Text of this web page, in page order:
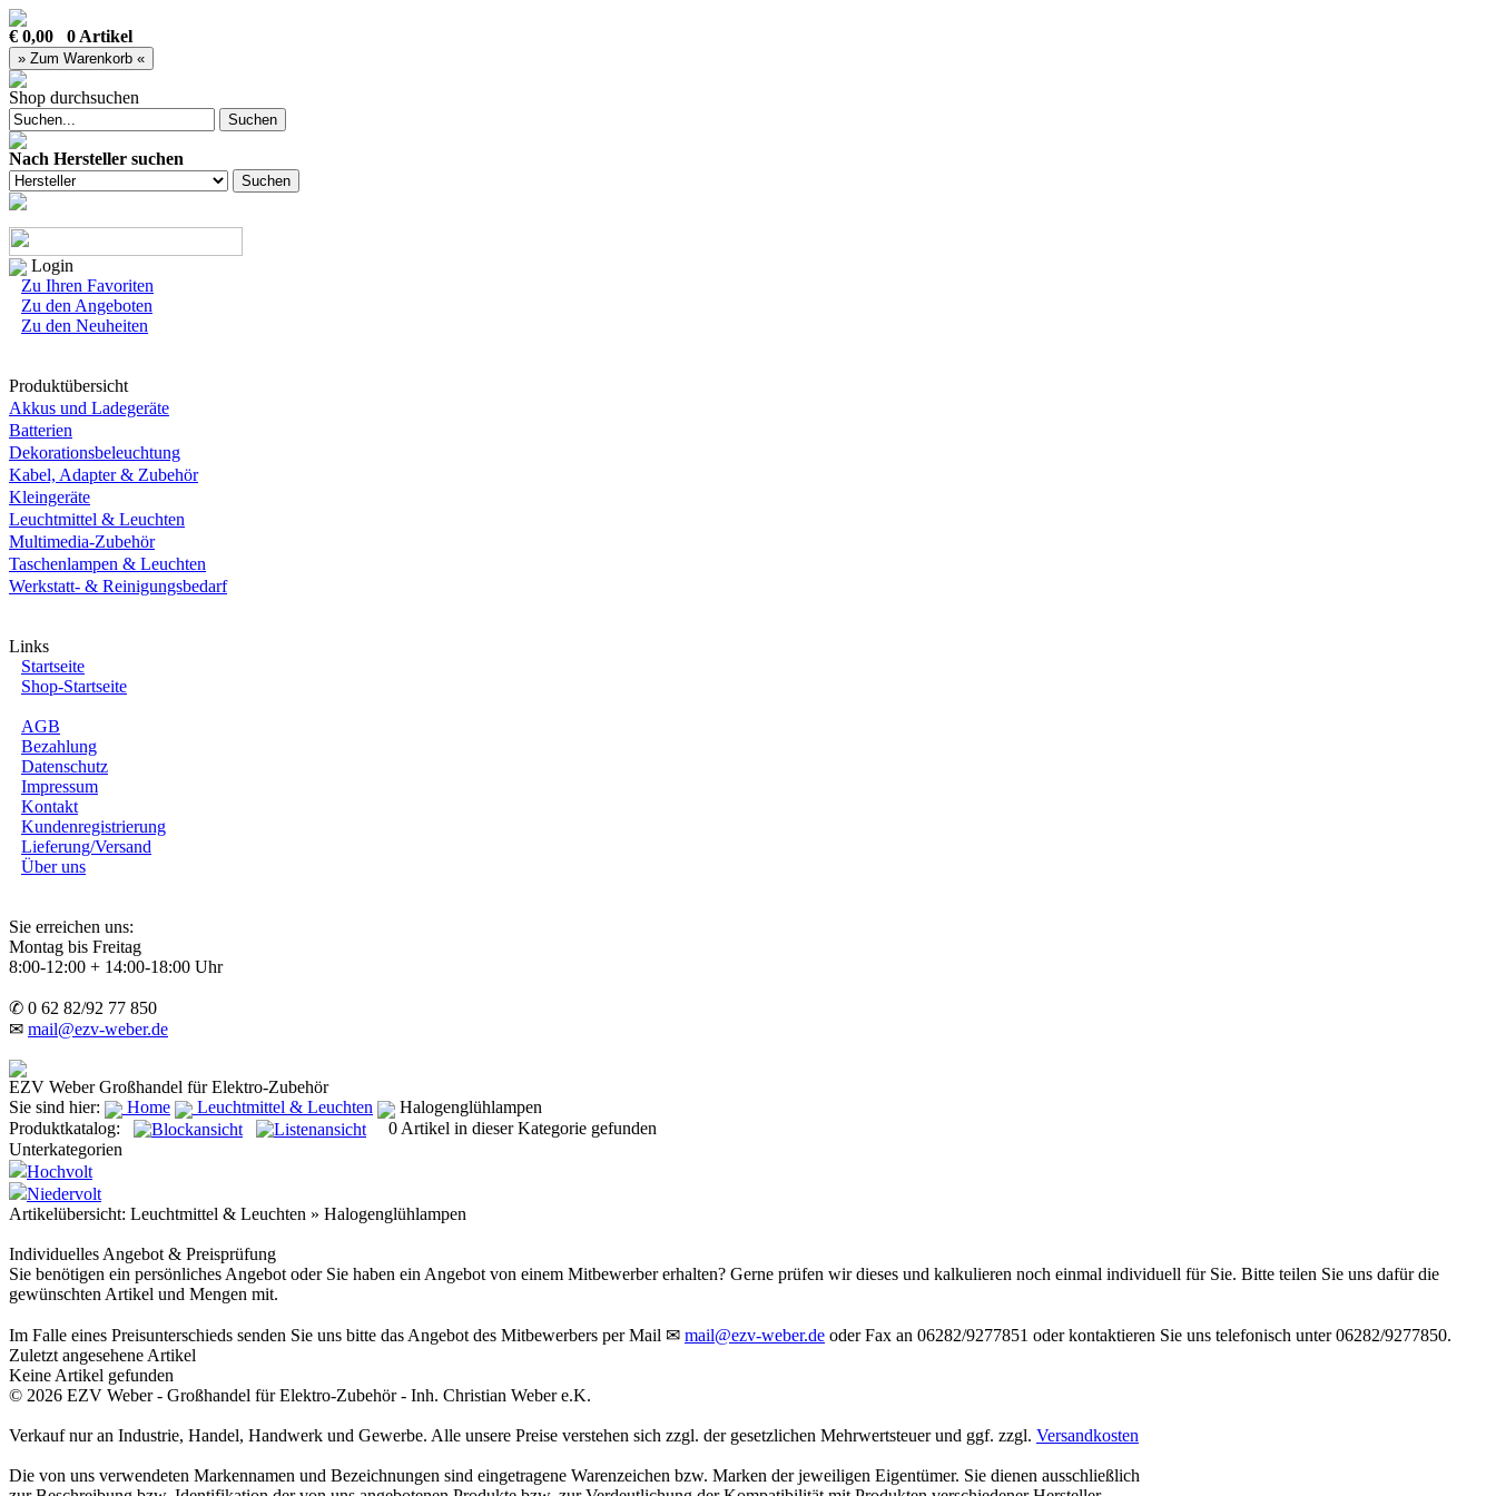
€ 0,00 0 Artikel
Shop durchsuchen
Nach Hersteller suchen
Login
Zu Ihren Favoriten
Zu den Angeboten
Zu den Neuheiten
Produktübersicht
Akkus und Ladegeräte
Batterien
Dekorationsbeleuchtung
Kabel, Adapter & Zubehör
Kleingeräte
Leuchtmittel & Leuchten
Multimedia-Zubehör
Taschenlampen & Leuchten
Werkstatt- & Reinigungsbedarf
Links
Startseite
Shop-Startseite
AGB
Bezahlung
Datenschutz
Impressum
Kontakt
Kundenregistrierung
Lieferung/Versand
Über uns
Sie erreichen uns:
Montag bis Freitag
8:00-12:00 + 14:00-18:00 Uhr
✆ 0 62 82/92 77 850
✉ mail@ezv-weber.de
EZV Weber Großhandel für Elektro-Zubehör
Sie sind hier:
Home Leuchtmittel & Leuchten
Halogenglühlampen
Produktkatalog:
0 Artikel in dieser Kategorie gefunden
Unterkategorien
Hochvolt
Niedervolt
Artikelübersicht: Leuchtmittel & Leuchten » Halogenglühlampen
Individuelles Angebot & Preisprüfung
Sie benötigen ein persönliches Angebot oder Sie haben ein Angebot von einem Mitbewerber erhalten? Gerne prüfen wir dieses und kalkulieren noch einmal individuell für Sie. Bitte teilen Sie uns dafür die
gewünschten Artikel und Mengen mit.
Im Falle eines Preisunterschieds senden Sie uns bitte das Angebot des Mitbewerbers per Mail ✉ mail@ezv-weber.de oder Fax an 06282/9277851 oder kontaktieren Sie uns telefonisch unter 06282/9277850.
Zuletzt angesehene Artikel
Keine Artikel gefunden
© 2026 EZV Weber - Großhandel für Elektro-Zubehör - Inh. Christian Weber e.K.
Verkauf nur an Industrie, Handel, Handwerk und Gewerbe. Alle unsere Preise verstehen sich zzgl. der gesetzlichen Mehrwertsteuer und ggf. zzgl. Versandkosten
Die von uns verwendeten Markennamen und Bezeichnungen sind eingetragene Warenzeichen bzw. Marken der jeweiligen Eigentümer. Sie dienen ausschließlich